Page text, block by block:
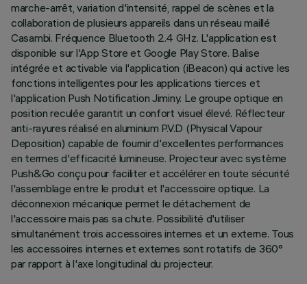
marche-arrêt, variation d'intensité, rappel de scènes et la
collaboration de plusieurs appareils dans un réseau maillé
Casambi. Fréquence Bluetooth 2.4 GHz. L'application est
disponible sur l'App Store et Google Play Store. Balise
intégrée et activable via l'application (iBeacon) qui active les
fonctions intelligentes pour les applications tierces et
l'application Push Notification Jiminy. Le groupe optique en
position reculée garantit un confort visuel élevé. Réflecteur
anti-rayures réalisé en aluminium P.V.D (Physical Vapour
Deposition) capable de fournir d'excellentes performances
en termes d'efficacité lumineuse. Projecteur avec système
Push&Go conçu pour faciliter et accélérer en toute sécurité
l'assemblage entre le produit et l'accessoire optique. La
déconnexion mécanique permet le détachement de
l'accessoire mais pas sa chute. Possibilité d'utiliser
simultanément trois accessoires internes et un externe. Tous
les accessoires internes et externes sont rotatifs de 360°
par rapport à l'axe longitudinal du projecteur.